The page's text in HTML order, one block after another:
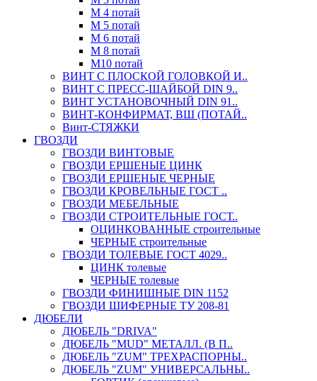
М 4 потай
М 5 потай
М 6 потай
М 8 потай
М10 потай
ВИНТ С ПЛОСКОЙ ГОЛОВКОЙ И..
ВИНТ С ПРЕСС-ШАЙБОЙ DIN 9..
ВИНТ УСТАНОВОЧНЫЙ DIN 91..
ВИНТ-КОНФИРМАТ, ВШ (ПОТАЙ..
Винт-СТЯЖКИ
ГВОЗДИ
ГВОЗДИ ВИНТОВЫЕ
ГВОЗДИ ЕРШЕНЫЕ ЦИНК
ГВОЗДИ ЕРШЕНЫЕ ЧЕРНЫЕ
ГВОЗДИ КРОВЕЛЬНЫЕ ГОСТ ..
ГВОЗДИ МЕБЕЛЬНЫЕ
ГВОЗДИ СТРОИТЕЛЬНЫЕ ГОСТ..
ОЦИНКОВАННЫЕ строительные
ЧЕРНЫЕ строительные
ГВОЗДИ ТОЛЕВЫЕ ГОСТ 4029..
ЦИНК толевые
ЧЕРНЫЕ толевые
ГВОЗДИ ФИНИШНЫЕ DIN 1152
ГВОЗДИ ШИФЕРНЫЕ ТУ 208-81
ДЮБЕЛИ
ДЮБЕЛЬ "DRIVA"
ДЮБЕЛЬ "MUD" МЕТАЛЛ. (В П..
ДЮБЕЛЬ "ZUM" ТРЕХРАСПОРНЫ..
ДЮБЕЛЬ "ZUM" УНИВЕРСАЛЬНЫ..